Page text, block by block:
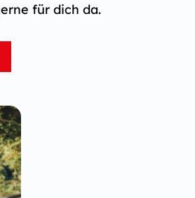
für dich da.